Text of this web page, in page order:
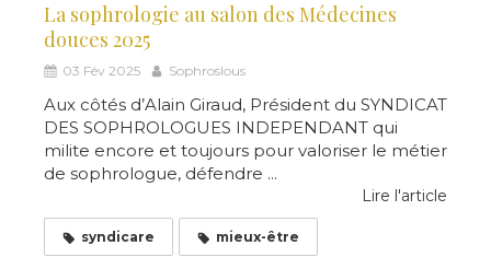
La sophrologie au salon des Médecines
douces 2025
03 Fév 2025 Sophroslous
Aux côtés d’Alain Giraud, Président du SYNDICAT
DES SOPHROLOGUES INDEPENDANT qui
milite encore et toujours pour valoriser le métier
de sophrologue, défendre ...
Lire l'article
syndicare mieux-être